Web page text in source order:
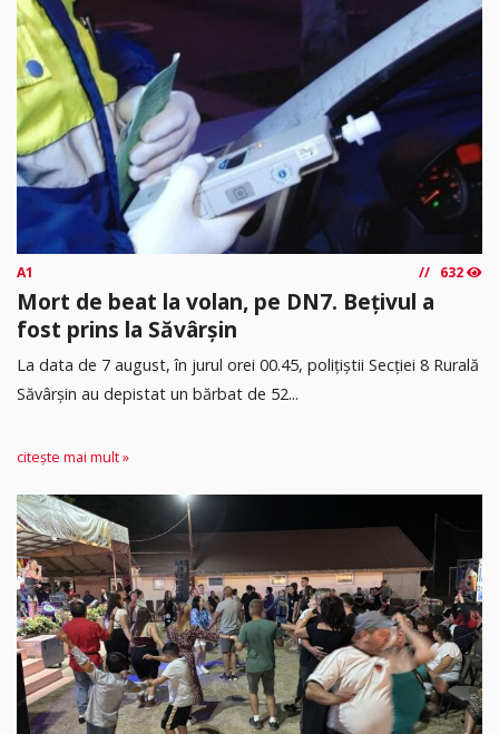
A1 632
Mort de beat la volan, pe DN7. Bețivul a
fost prins la Săvârșin
​La data de 7 august, în jurul orei 00.45, polițiștii Secției 8 Rurală
Săvârșin au depistat un bărbat de 52...
citește mai mult »